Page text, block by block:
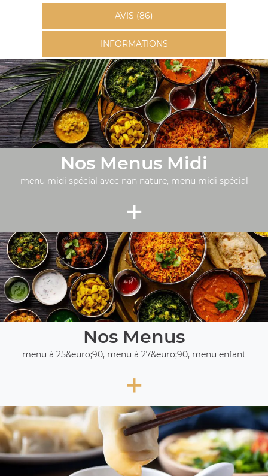
AVIS (86)
INFORMATIONS
Nos Menus Midi
menu midi spécial avec nan nature, menu midi spécial
+
Nos Menus
menu à 25&euro;90, menu à 27&euro;90, menu enfant
+